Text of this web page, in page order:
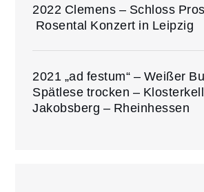
2022 Clemens – Schloss
Rosental Konzert in Leipzig
2021 „ad festum“ – Weißer
Spätlese trocken –
Jakobsberg – Rheinhessen